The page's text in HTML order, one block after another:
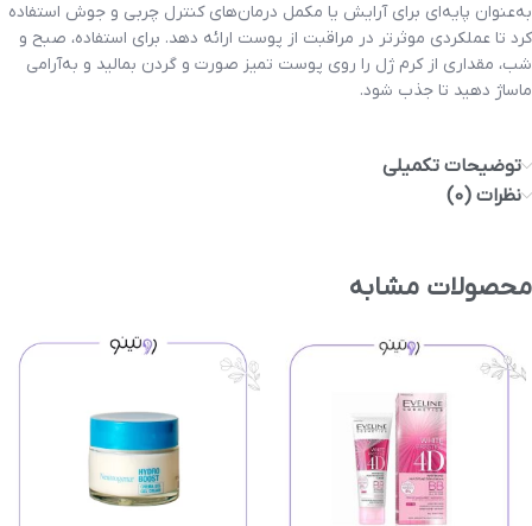
به‌عنوان پایه‌ای برای آرایش یا مکمل درمان‌های کنترل چربی و جوش استفاده
کرد تا عملکردی موثرتر در مراقبت از پوست ارائه دهد. برای استفاده، صبح و
شب، مقداری از کرم ژل را روی پوست تمیز صورت و گردن بمالید و به‌آرامی
ماساژ دهید تا جذب شود.
توضیحات تکمیلی
نظرات (0)
محصولات مشابه